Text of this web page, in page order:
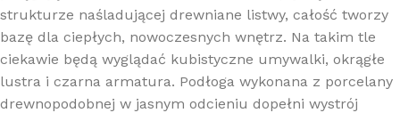
strukturze naśladującej drewniane listwy, całość tworzy
bazę dla ciepłych, nowoczesnych wnętrz. Na takim tle
ciekawie będą wyglądać kubistyczne umywalki, okrągłe
lustra i czarna armatura. Podłoga wykonana z porcelany
drewnopodobnej w jasnym odcieniu dopełni wystrój